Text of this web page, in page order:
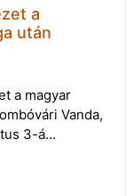
a
után
a magyar
Vanda,
3-á…